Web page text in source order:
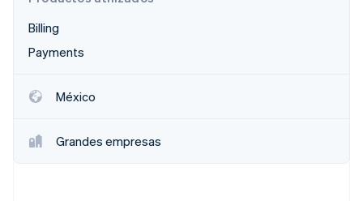
Radar
Prevención de fraude
Atlas
Climate
Identity
Billing
Payments
México
Grandes empresas